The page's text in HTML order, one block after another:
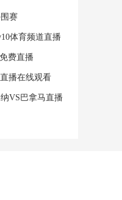
赛
体育频道直播
费直播
播在线观看
VS巴拿马直播